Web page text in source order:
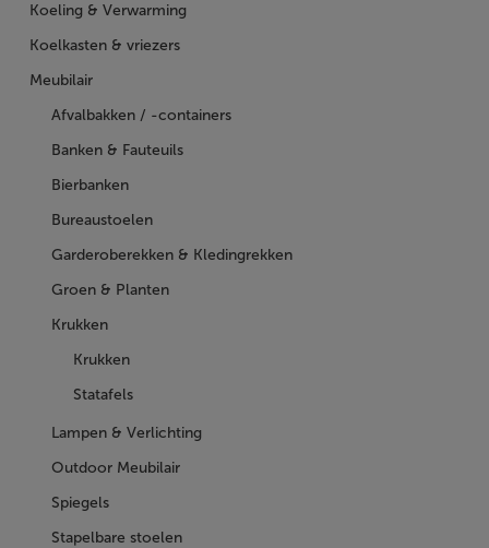
Koeling & Verwarming
Koelkasten & vriezers
Meubilair
Afvalbakken / -containers
Banken & Fauteuils
Bierbanken
Bureaustoelen
Garderoberekken & Kledingrekken
Groen & Planten
Krukken
Krukken
Statafels
Lampen & Verlichting
Outdoor Meubilair
Spiegels
Stapelbare stoelen